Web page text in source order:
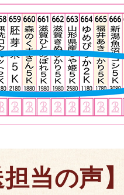
担当の声